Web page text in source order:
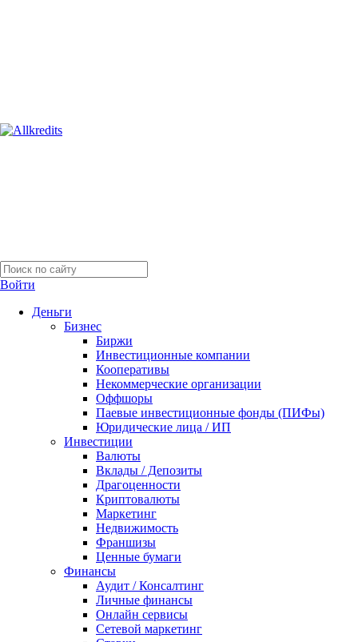
Войти
Деньги
Бизнес
Биржи
Инвестиционные компании
Кооперативы
Некоммерческие организации
Оффшоры
Паевые инвестиционные фонды (ПИФы)
Юридические лица / ИП
Инвестиции
Валюты
Вклады / Депозиты
Драгоценности
Криптовалюты
Маркетинг
Недвижимость
Франшизы
Ценные бумаги
Финансы
Аудит / Консалтинг
Личные финансы
Онлайн сервисы
Сетевой маркетинг